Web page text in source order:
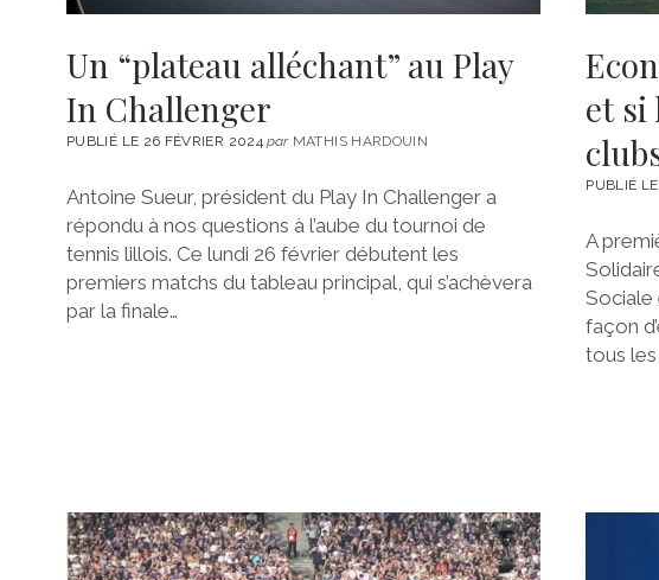
Un “plateau alléchant” au Play
In Challenger
PUBLIÉ LE 26 FÉVRIER 2024parMATHIS HARDOUIN
Antoine Sueur, président du Play In Challenger a
répondu à nos questions à l’aube du tournoi de
tennis lillois. Ce lundi 26 février débutent les
premiers matchs du tableau principal, qui s’achèvera
par la finale…
et si
PUBLIÉ
A
Sociale
façon
tous